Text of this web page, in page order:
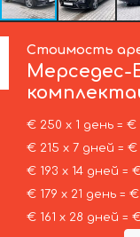
Стоимость
Мерседес-
€ 250 х 1 день =
€ 215 х 7 дней = €
€ 193 х 14 дней =
€ 179 х 21 день =
€ 161 х 28 дней =